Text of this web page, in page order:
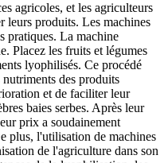
agricoles, et les agriculteurs
leurs produits. Les machines
pratiques. La machine
Placez les fruits et légumes
lyophilisés. Ce procédé
des produits
et de faciliter leur
baies serbes. Après leur
prix a soudainement
plus, l'utilisation de machines
de l'agriculture dans son